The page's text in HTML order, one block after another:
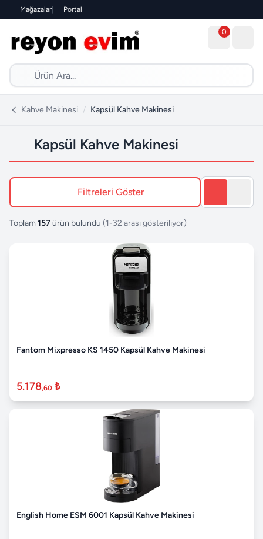
Mağazalar| Portal
0
Kahve Makinesi / Kapsül Kahve Makinesi
Kapsül Kahve Makinesi
Filtreleri Göster
Toplam 157ürün bulundu (1-32 arası gösteriliyor)
Fantom Mixpresso KS 1450 Kapsül Kahve Makinesi
5.178,60 ₺
English Home ESM 6001 Kapsül Kahve Makinesi